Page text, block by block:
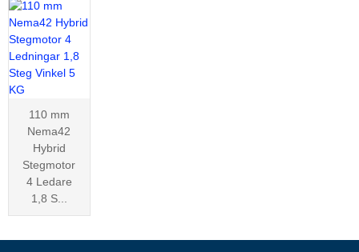
110 mm
Nema42
Hybrid
Stegmotor
4 Ledare
1,8 S...